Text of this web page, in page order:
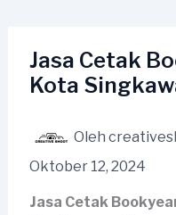
kontenJasa Cetak
Kota
Oleh
Oktober 12, 2024
Jasa Cetak